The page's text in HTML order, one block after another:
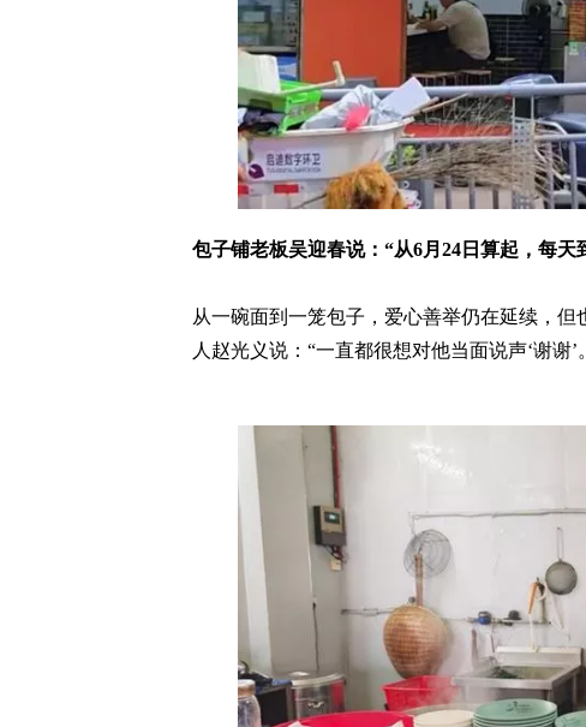
包子铺老板吴迎春说：“从6月24日算起，每
从一碗面到一笼包子，爱心善举仍在延续，
人赵光义说：“一直都很想对他当面说声‘谢谢’